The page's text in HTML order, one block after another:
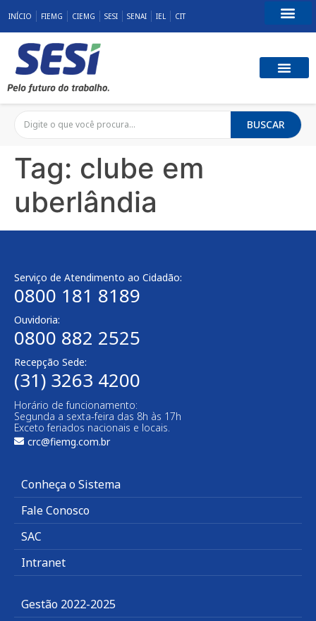
INÍCIO FIEMG CIEMG SESI SENAI IEL CIT
BUSCAR
Tag: clube em
uberlândia
Serviço de Atendimento ao Cidadão:
0800 181 8189
Ouvidoria:
0800 882 2525
Recepção Sede:
(31) 3263 4200
Horário de funcionamento:
Segunda a sexta-feira das 8h às 17h
Exceto feriados nacionais e locais.
crc@fiemg.com.br
Conheça o Sistema
Fale Conosco
SAC
Intranet
Gestão 2022-2025